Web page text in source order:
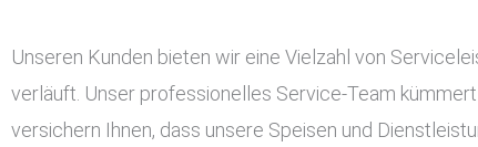
Unseren Kunden bieten wir eine Vielzahl von
verläuft. Unser professionelles Service-Team
versichern Ihnen, dass unsere Speisen und